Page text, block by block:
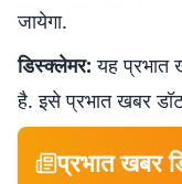
जायेगा.
डिस्क्लेमर: यह प्रभात
है. इसे प्रभात खबर
प्रभात खबर